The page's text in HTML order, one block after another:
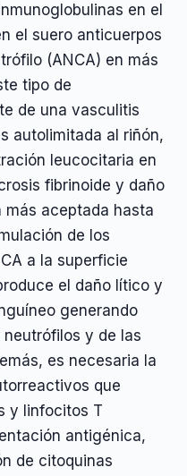
en el
el suero anticuerpos
(ANCA) en más
tipo de
de una vasculitis
autolimitada al riñón,
leucocitaria en
fibrinoide y daño
aceptada hasta
de los
a la superficie
el daño lítico y
generando
y de las
es necesaria la
que
y linfocitos T
antigénica,
de citoquinas